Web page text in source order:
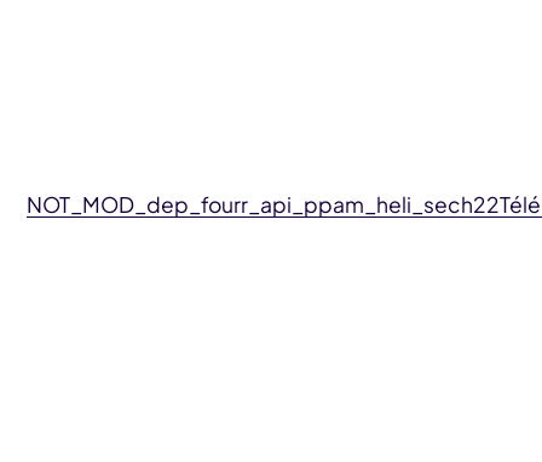
NOT_MOD_dep_fourr_api_ppam_heli_sech22